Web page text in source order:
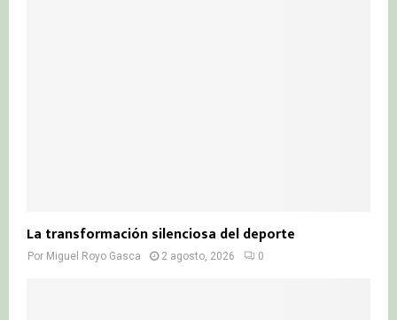
La transformación silenciosa del deporte
Por Miguel Royo Gasca 2 agosto, 2026 0